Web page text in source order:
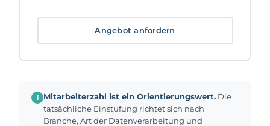
Angebot anfordern
i Mitarbeiterzahl ist ein Orientierungswert. Die
tatsächliche Einstufung richtet sich nach
Branche, Art der Datenverarbeitung und